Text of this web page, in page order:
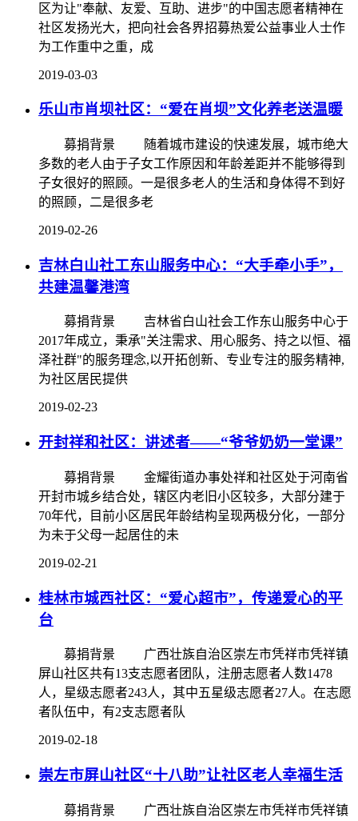
区为让"奉献、友爱、互助、进步"的中国志愿者精神在
社区发扬光大，把向社会各界招募热爱公益事业人士作
为工作重中之重，成
2019-03-03
乐山市肖坝社区：“爱在肖坝”文化养老送温暖
募捐背景 随着城市建设的快速发展，城市绝大
多数的老人由于子女工作原因和年龄差距并不能够得到
子女很好的照顾。一是很多老人的生活和身体得不到好
的照顾，二是很多老
2019-02-26
吉林白山社工东山服务中心：“大手牵小手”，
共建温馨港湾
募捐背景 吉林省白山社会工作东山服务中心于
2017年成立，秉承"关注需求、用心服务、持之以恒、福
泽社群"的服务理念,以开拓创新、专业专注的服务精神,
为社区居民提供
2019-02-23
开封祥和社区：讲述者——“爷爷奶奶一堂课”
募捐背景 金耀街道办事处祥和社区处于河南省
开封市城乡结合处，辖区内老旧小区较多，大部分建于
70年代，目前小区居民年龄结构呈现两极分化，一部分
为未于父母一起居住的未
2019-02-21
桂林市城西社区：“爱心超市”，传递爱心的平
台
募捐背景 广西壮族自治区崇左市凭祥市凭祥镇
屏山社区共有13支志愿者团队，注册志愿者人数1478
人，星级志愿者243人，其中五星级志愿者27人。在志愿
者队伍中，有2支志愿者队
2019-02-18
崇左市屏山社区“十八助”让社区老人幸福生活
募捐背景 广西壮族自治区崇左市凭祥市凭祥镇